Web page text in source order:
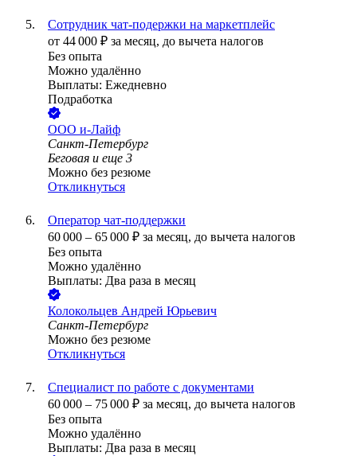
Сотрудник чат-подержки на маркетплейс
от 44 000 ₽ за месяц, до вычета налогов
Без опыта
Можно удалённо
Выплаты: Ежедневно
Подработка
ООО и-Лайф
Санкт-Петербург
Беговая и еще 3
Можно без резюме
Откликнуться
Оператор чат-поддержки
60 000 – 65 000 ₽ за месяц, до вычета налогов
Без опыта
Можно удалённо
Выплаты: Два раза в месяц
Колокольцев Андрей Юрьевич
Санкт-Петербург
Можно без резюме
Откликнуться
Специалист по работе с документами
60 000 – 75 000 ₽ за месяц, до вычета налогов
Без опыта
Можно удалённо
Выплаты: Два раза в месяц